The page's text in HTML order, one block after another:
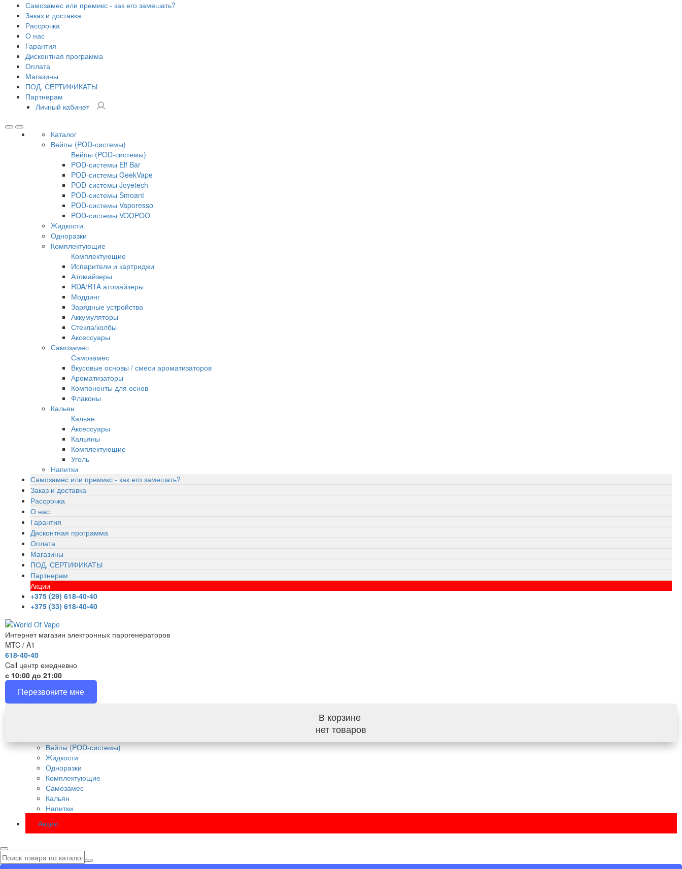
Самозамес или премикс - как его замешать?
Заказ и доставка
Рассрочка
О нас
Гарантия
Дисконтная программа
Оплата
Магазины
ПОД. СЕРТИФИКАТЫ
Партнерам
Личный кабинет
Каталог
Вейпы (POD-системы)
Вейпы (POD-системы)
POD-системы Elf Bar
POD-системы GeekVape
POD-системы Joyetech
POD-системы Smoant
POD-системы Vaporesso
POD-системы VOOPOO
Жидкости
Одноразки
Комплектующие
Комплектующие
Испарители и картриджи
Атомайзеры
RDA/RTA атомайзеры
Моддинг
Зарядные устройства
Аккумуляторы
Стекла/колбы
Аксессуары
Самозамес
Самозамес
Вкусовые основы / смеси ароматизаторов
Ароматизаторы
Компоненты для основ
Флаконы
Кальян
Кальян
Аксессуары
Кальяны
Комплектующие
Уголь
Напитки
Самозамес или премикс - как его замешать?
Заказ и доставка
Рассрочка
О нас
Гарантия
Дисконтная программа
Оплата
Магазины
ПОД. СЕРТИФИКАТЫ
Партнерам
Акции
+375 (29) 618-40-40
+375 (33) 618-40-40
Интернет магазин электронных парогенераторов
MTC / A1
618-40-40
Call центр ежедневно
с 10:00 до 21:00
Перезвоните мне
В корзине
нет товаров
Вейпы (POD-системы)
Жидкости
Одноразки
Комплектующие
Самозамес
Кальян
Напитки
Акции